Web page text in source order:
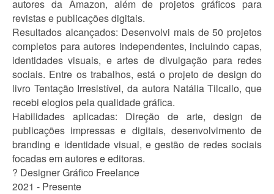
autores da Amazon, além de projetos gráficos para
revistas e publicações digitais.
Resultados alcançados: Desenvolvi mais de 50 projetos
completos para autores independentes, incluindo capas,
identidades visuais, e artes de divulgação para redes
sociais. Entre os trabalhos, está o projeto de design do
livro Tentação Irresistível, da autora Natália Tilcailo, que
recebi elogios pela qualidade gráfica.
Habilidades aplicadas: Direção de arte, design de
publicações impressas e digitais, desenvolvimento de
branding e identidade visual, e gestão de redes sociais
focadas em autores e editoras.
? Designer Gráfico Freelance
2021 - Presente